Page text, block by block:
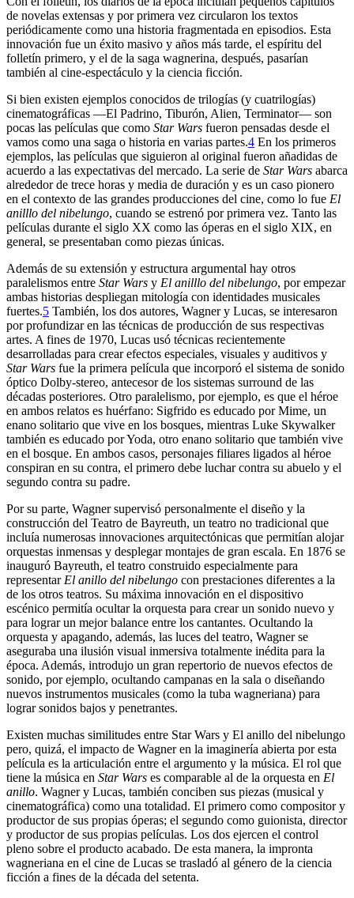
de novelas extensas y por primera vez circularon los textos
periódicamente como una historia fragmentada en episodios. Esta
innovación fue un éxito masivo y años más tarde, el espíritu del
folletín primero, y el de la saga wagnerina, después, pasarían
también al cine-espectáculo y la ciencia ficción.
Si bien existen ejemplos conocidos de trilogías (y cuatrilogías)
cinematográficas —El Padrino, Tiburón, Alien, Terminator— son
pocas las películas que como Star Wars fueron pensadas desde el
vamos como una saga o historia en varias partes.4 En los primeros
ejemplos, las películas que siguieron al original fueron añadidas de
acuerdo a las expectativas del mercado. La serie de Star Wars abarca
alrededor de trece horas y media de duración y es un caso pionero
en el contexto de las grandes producciones del cine, como lo fue El
anilllo del nibelungo, cuando se estrenó por primera vez. Tanto las
películas durante el siglo XX como las óperas en el siglo XIX, en
general, se presentaban como piezas únicas.
Además de su extensión y estructura argumental hay otros
paralelismos entre Star Wars y El anilllo del nibelungo, por empezar
ambas historias despliegan mitología con identidades musicales
fuertes.5 También, los dos autores, Wagner y Lucas, se interesaron
por profundizar en las técnicas de producción de sus respectivas
artes. A fines de 1970, Lucas usó técnicas recientemente
desarrolladas para crear efectos especiales, visuales y auditivos y
Star Wars fue la primera película que incorporó el sistema de sonido
óptico Dolby-stereo, antecesor de los sistemas surround de las
décadas posteriores. Otro paralelismo, por ejemplo, es que el héroe
en ambos relatos es huérfano: Sigfrido es educado por Mime, un
enano solitario que vive en los bosques, mientras Luke Skywalker
también es educado por Yoda, otro enano solitario que también vive
en el bosque. En ambos casos, personajes filiares ligados al héroe
conspiran en su contra, el primero debe luchar contra su abuelo y el
segundo contra su padre.
Por su parte, Wagner supervisó personalmente el diseño y la
construcción del Teatro de Bayreuth, un teatro no tradicional que
incluía numerosas innovaciones arquitectónicas que permitían alojar
orquestas inmensas y desplegar montajes de gran escala. En 1876 se
inauguró Bayreuth, el teatro construido especialmente para
representar El anillo del nibelungo con prestaciones diferentes a la
de los otros teatros. Su máxima innovación en el dispositivo
escénico permitía ocultar la orquesta para crear un sonido nuevo y
para lograr un mejor balance entre los cantantes. Ocultando la
orquesta y apagando, además, las luces del teatro, Wagner se
aseguraba una ilusión visual inmersiva totalmente inédita para la
época. Además, introdujo un gran repertorio de nuevos efectos de
sonido, por ejemplo, ocultando campanas en la sala o diseñando
nuevos instrumentos musicales (como la tuba wagneriana) para
lograr sonidos bajos y penetrantes.
Existen muchas similitudes entre Star Wars y El anillo del nibelungo
pero, quizá, el impacto de Wagner en la imaginería abierta por esta
película es la articulación entre el argumento y la música. El rol que
tiene la música en Star Wars es comparable al de la orquesta en El
anillo. Wagner y Lucas, también conciben sus piezas (musical y
cinematográfica) como una totalidad. El primero como compositor y
productor de sus propias óperas; el segundo como guionista, director
y productor de sus propias películas. Los dos ejercen el control
pleno sobre el producto acabado. De esta manera, la impronta
wagneriana en el cine de Lucas se trasladó al género de la ciencia
ficción a fines de la década del setenta.